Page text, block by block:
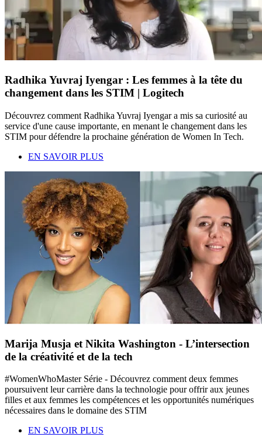
Radhika Yuvraj Iyengar : Les femmes à la tête du
changement dans les STIM | Logitech
Découvrez comment Radhika Yuvraj Iyengar a mis sa curiosité au
service d'une cause importante, en menant le changement dans les
STIM pour défendre la prochaine génération de Women In Tech.
EN SAVOIR PLUS
Marija Musja et Nikita Washington - L’intersection
de la créativité et de la tech
#WomenWhoMaster Série - Découvrez comment deux femmes
poursuivent leur carrière dans la technologie pour offrir aux jeunes
filles et aux femmes les compétences et les opportunités numériques
nécessaires dans le domaine des STIM
EN SAVOIR PLUS